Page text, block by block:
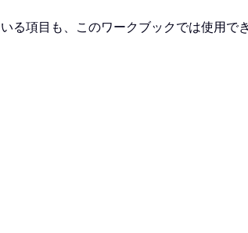
項目も、このワークブックでは使用で